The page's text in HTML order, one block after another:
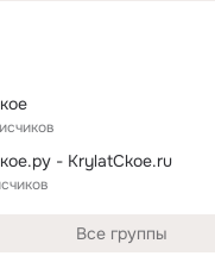
- KrylatCkoe.ru
Все группы